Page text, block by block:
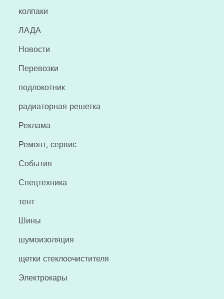
колпаки
ЛАДА
Новости
Перевозки
подлокотник
радиаторная решетка
Реклама
Ремонт, сервис
События
Спецтехника
тент
Шины
шумоизоляция
щетки стеклоочистителя
Электрокары